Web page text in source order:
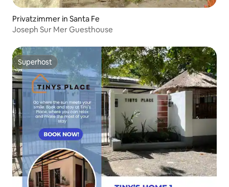
Privatzimmer in Santa Fe
Joseph Sur Mer Guesthouse
Superhost
Superhost